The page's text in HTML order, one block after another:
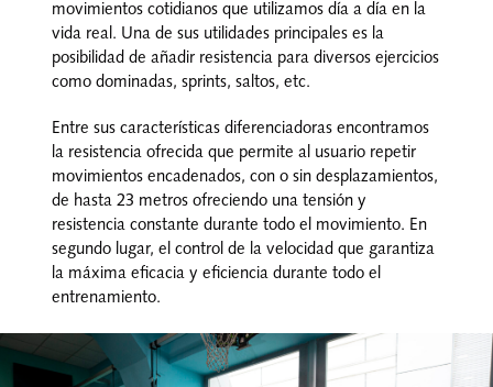
movimientos cotidianos que utilizamos día a día en la
vida real. Una de sus utilidades principales es la
posibilidad de añadir resistencia para diversos ejercicios
como dominadas, sprints, saltos, etc.
Entre sus características diferenciadoras encontramos
la resistencia ofrecida que permite al usuario repetir
movimientos encadenados, con o sin desplazamientos,
de hasta 23 metros ofreciendo una tensión y
resistencia constante durante todo el movimiento. En
segundo lugar, el control de la velocidad que garantiza
la máxima eficacia y eficiencia durante todo el
entrenamiento.